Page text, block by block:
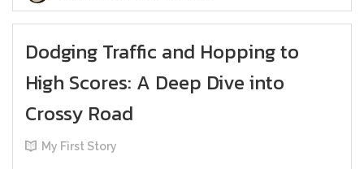
Dodging Traffic and Hopping to
High Scores: A Deep Dive into
Crossy Road
My First Story